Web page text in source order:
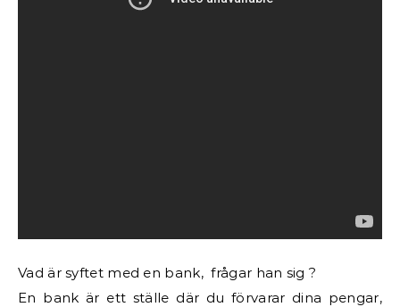
Vad är syftet med en bank, frågar han sig ?
En bank är ett ställe där du förvarar dina pengar,